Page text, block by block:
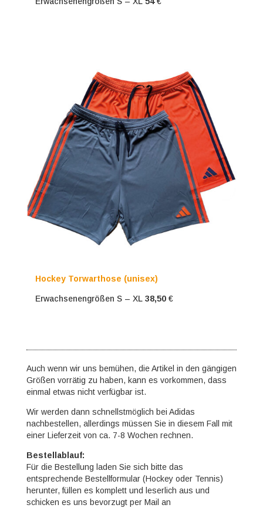
Hockey Torwarthose (unisex)
Erwachsenengrößen S – XL 38,50 €
Auch wenn wir uns bemühen, die Artikel in den gängigen
Größen vorrätig zu haben, kann es vorkommen, dass
einmal etwas nicht verfügbar ist.
Wir werden dann schnellstmöglich bei Adidas
nachbestellen, allerdings müssen Sie in diesem Fall mit
einer Lieferzeit von ca. 7-8 Wochen rechnen.
Bestellablauf:
Für die Bestellung laden Sie sich bitte das
entsprechende Bestellformular (Hockey oder Tennis)
herunter, füllen es komplett und leserlich aus und
schicken es uns bevorzugt per Mail an